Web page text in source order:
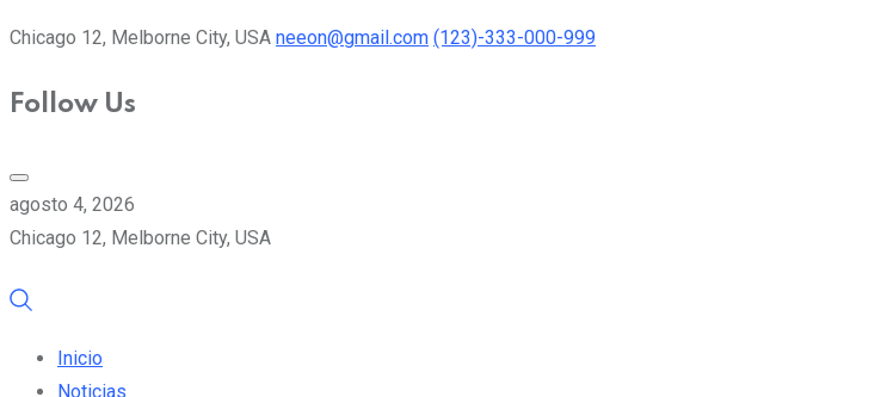
Chicago 12, Melborne City, USA neeon@gmail.com (123)-333-000-999
Follow Us
agosto 4, 2026
Chicago 12, Melborne City, USA
Inicio
Noticias